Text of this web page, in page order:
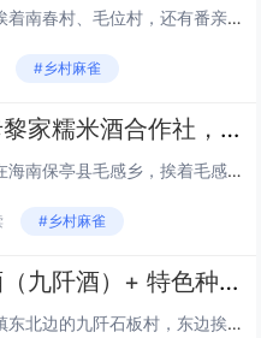
南好村在海南保亭县毛感乡，旁边挨着南春村、毛位村，还有番亲、赛龙村这几个地方，村委会到乡政府差不多 9 公里路。全村有...
#乡村麻雀
保亭南春村怎么玩？打卡黎家糯米酒合作社，近仙龙洞 / 槟榔谷还能吃保亭特产丨住民宿、吃长桌宴丨海南
咱村南春是个啥地方？南春村坐落在海南保亭县毛感乡，挨着毛感村、南好村，周边有番奋、番慢这些村落，青前岭就在附近。这里天蓝...
#乡村麻雀
九阡镇石板村：古法酿酒（九阡酒）+ 特色种植，水族村寨的经济与民生现状丨红色旅游丨三都县丨黔南丨贵州
石板村为什么叫这个名字？在九阡镇东北边的九阡石板村，东边挨着本镇的甲才村，南边跟荔波县佳荣镇搭界，西边连姑偿村，北边靠母...